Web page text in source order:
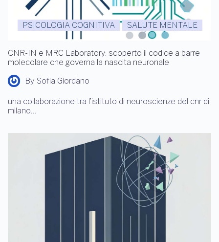
PSICOLOGIA COGNITIVA SALUTE MENTALE
CNR-IN e MRC Laboratory: scoperto il codice a barre
molecolare che governa la nascita neuronale
By Sofia Giordano
una collaborazione tra l’istituto di neuroscienze del cnr di
milano…